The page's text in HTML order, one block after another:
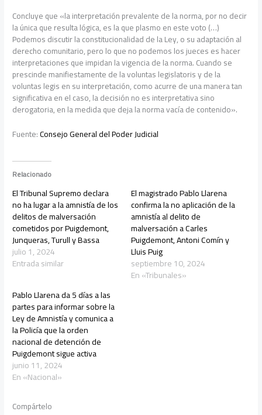
Concluye que «la interpretación prevalente de la norma, por no decir
la única que resulta lógica, es la que plasmo en este voto (…)
Podemos discutir la constitucionalidad de la Ley, o su adaptación al
derecho comunitario, pero lo que no podemos los jueces es hacer
interpretaciones que impidan la vigencia de la norma. Cuando se
prescinde manifiestamente de la voluntas legislatoris y de la
voluntas legis en su interpretación, como acurre de una manera tan
significativa en el caso, la decisión no es interpretativa sino
derogatoria, en la medida que deja la norma vacía de contenido».
Fuente:Consejo General del Poder Judicial
Relacionado
El Tribunal Supremo declara
no ha lugar a la amnistía de los
delitos de malversación
cometidos por Puigdemont,
Junqueras, Turull y Bassa
julio 1, 2024
Entrada similar
El magistrado Pablo Llarena
confirma la no aplicación de la
amnistía al delito de
malversación a Carles
Puigdemont, Antoni Comín y
Lluis Puig
septiembre 10, 2024
En «Tribunales»
Pablo Llarena da 5 días a las
partes para informar sobre la
Ley de Amnistía y comunica a
la Policía que la orden
nacional de detención de
Puigdemont sigue activa
junio 11, 2024
En «Nacional»
Compártelo